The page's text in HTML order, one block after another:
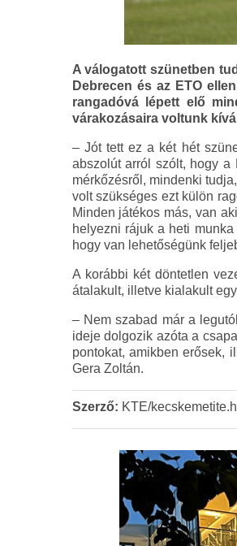
A válogatott szünetben
Debrecen és az ETO
rangadóvá lépett elő
várakozásaira voltunk
– Jót tett ez a két hét
abszolút arról szólt, hogy
mérkőzésről, mindenki
volt szükséges ezt külön
Minden játékos más, van
helyezni rájuk a heti
hogy van lehetőségünk
A korábbi két döntetlen
átalakult, illetve kialakult
– Nem szabad már a
ideje dolgozik azóta a
pontokat, amikben erősek,
Gera Zoltán.
Szerző: KTE/